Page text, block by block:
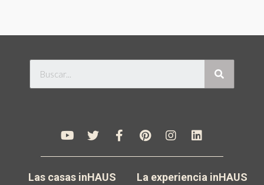
Las casas inHAUS La experiencia inHAUS